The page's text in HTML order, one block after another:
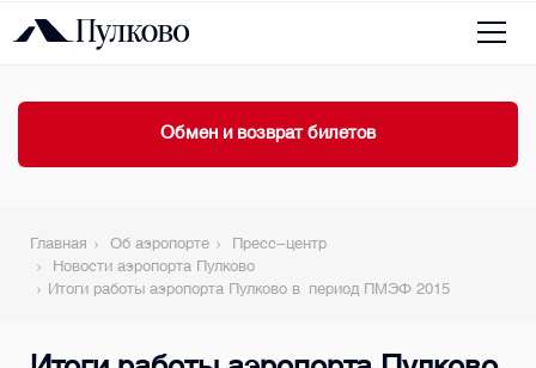
Обмен и возврат билетов
Главная Об аэропорте
Пресс-центр
Новости аэропорта Пулково
Итоги работы аэропорта Пулково в период ПМЭФ 2015